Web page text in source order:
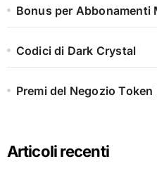
Bonus per Abbonamenti
Codici di Dark Crystal
Premi del Negozio Token
Articoli recenti